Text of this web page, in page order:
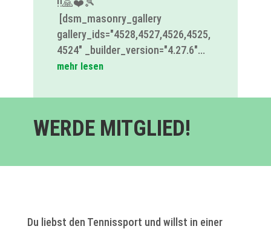
[dsm_masonry_gallery
gallery_ids="4528,4527,4526,4525,
4524" _builder_version="4.27.6"...
mehr lesen
WERDE MITGLIED!
Du liebst den Tennissport und willst in einer